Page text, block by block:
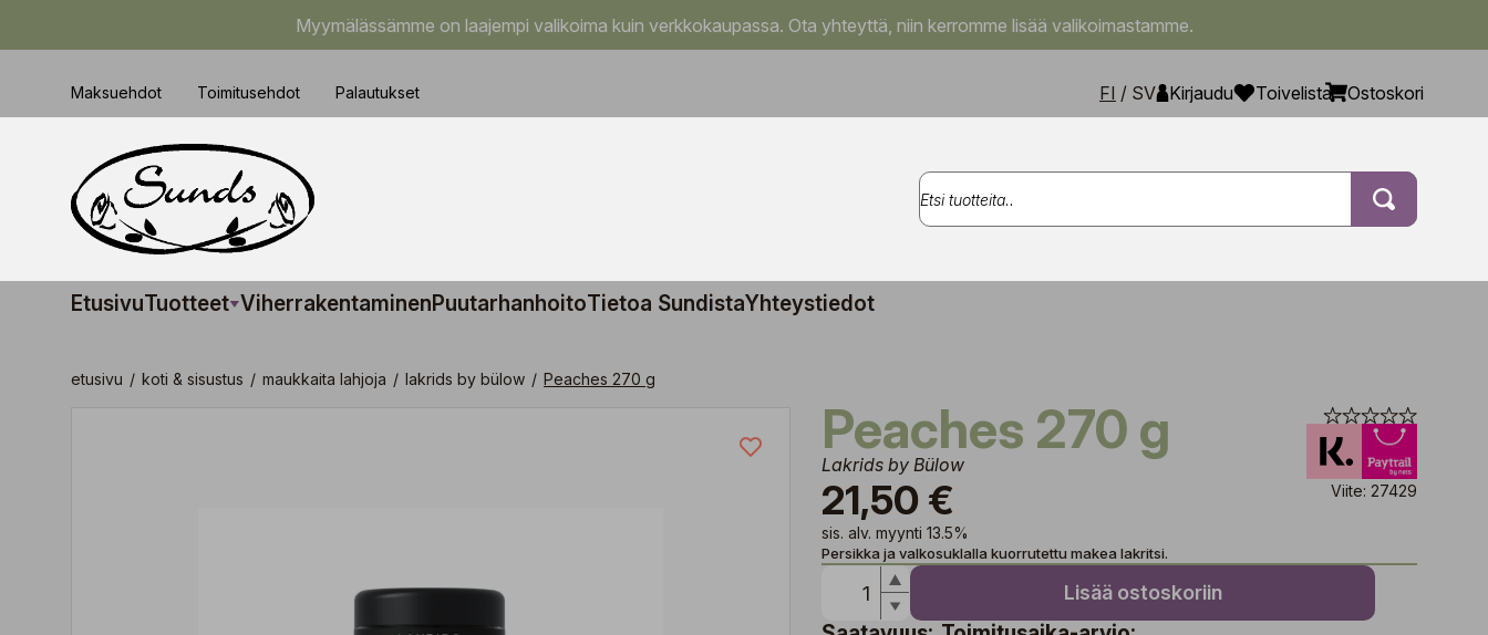
Myymälässämme on laajempi valikoima kuin verkkokaupassa. Ota yhteyttä, niin kerromme lisää valikoimastamme.
Maksuehdot Toimitusehdot Palautukset FI / SV Kirjaudu Toivelista Ostoskori
EtusivuTuotteet ViherrakentaminenPuutarhanhoitoTietoa SundistaYhteystiedot
etusivu / koti & sisustus / maukkaita lahjoja / lakrids by bülow / Peaches 270 g
Peaches 270 g
Lakrids by Bülow
21,50 €
sis. alv. myynti 13.5%
Viite: 27429
Persikka ja valkosuklalla kuorrutettu makea lakritsi.
Lisää ostoskoriin